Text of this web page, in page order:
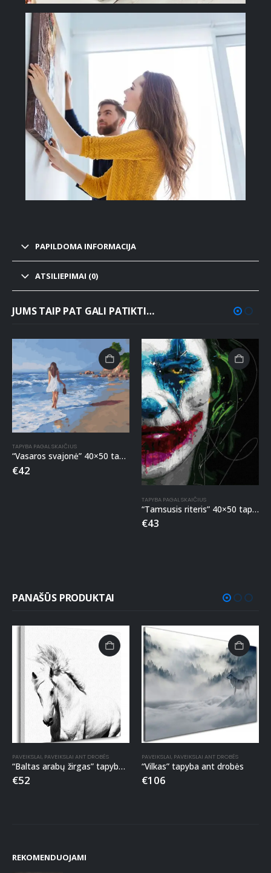
PAPILDOMA INFORMACIJA
ATSILIEPIMAI (0)
JUMS TAIP PAT GALI PATIKTI…
TAPYBA PAGAL SKAIČIUS
“Vasaros svajonė” 40×50 tapyba pagal skaičius
€42
TAPYBA PAGAL SKAIČIUS
“Tamsusis riteris” 40×50 tapyba pagal skaičius
€43
PANAŠŪS PRODUKTAI
PAVEIKSLAI, PAVEIKSLAI ANT DROBĖS
“Baltas arabų žirgas” tapyba ant drobės
€52
PAVEIKSLAI, PAVEIKSLAI ANT DROBĖS
“Vilkas” tapyba ant drobės
€106
REKOMENDUOJAMI